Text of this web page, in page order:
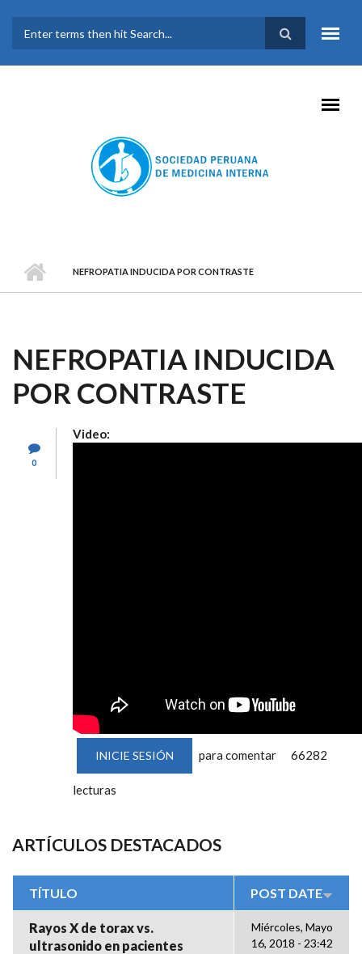
FORMULARIO DE
BÚSQUEDA
NEFROPATIA INDUCIDA POR CONTRASTE
NEFROPATIA INDUCIDA
POR CONTRASTE
0
Video:
INICIE SESIÓN para comentar 66282
lecturas
ARTÍCULOS DESTACADOS
TÍTULO POST DATE
Rayos X de torax vs.
ultrasonido en pacientes
Miércoles, Mayo
16, 2018 - 23:42